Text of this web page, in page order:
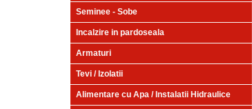
Seminee - Sobe
Incalzire in pardoseala
Armaturi
Tevi / Izolatii
Alimentare cu Apa / Instalatii Hidraulice